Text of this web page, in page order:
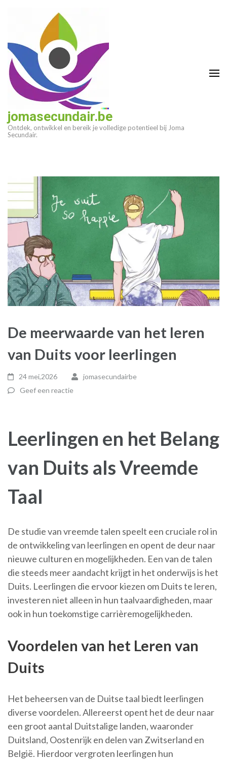
(druk
enter)
jomasecundair.be
Ontdek, ontwikkel en bereik je volledige potentieel bij Joma
Secundair.
De meerwaarde van het leren
van Duits voor leerlingen
24 mei,2026
jomasecundairbe
Geef een reactie
Leerlingen en het Belang
van Duits als Vreemde
Taal
De studie van vreemde talen speelt een cruciale rol in
de ontwikkeling van leerlingen en opent de deur naar
nieuwe culturen en mogelijkheden. Een van de talen
die steeds meer aandacht krijgt in het onderwijs is het
Duits. Leerlingen die ervoor kiezen om Duits te leren,
investeren niet alleen in hun taalvaardigheden, maar
ook in hun toekomstige carrièremogelijkheden.
Voordelen van het Leren van
Duits
Het beheersen van de Duitse taal biedt leerlingen
diverse voordelen. Allereerst opent het de deur naar
een groot aantal Duitstalige landen, waaronder
Duitsland, Oostenrijk en delen van Zwitserland en
België. Hierdoor vergroten leerlingen hun